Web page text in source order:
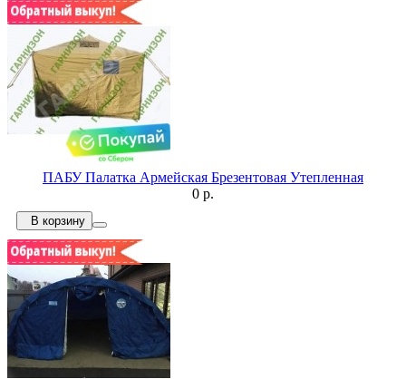
ПАБУ Палатка Армейская Брезентовая Утепленная
0 р.
В корзину